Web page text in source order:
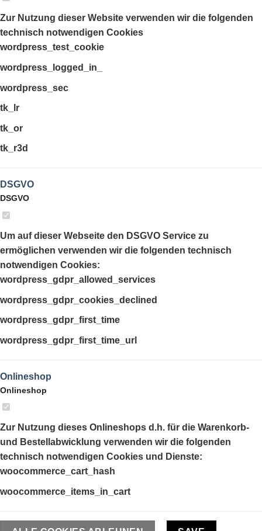
Zur Nutzung dieser Website verwenden wir die folgenden
technisch notwendigen Cookies
wordpress_test_cookie
wordpress_logged_in_
wordpress_sec
tk_lr
tk_or
tk_r3d
DSGVO
DSGVO
Um auf dieser Webseite den DSGVO Service zu
ermöglichen verwenden wir die folgenden technisch
notwendigen Cookies:
wordpress_gdpr_allowed_services
wordpress_gdpr_cookies_declined
wordpress_gdpr_first_time
wordpress_gdpr_first_time_url
Onlineshop
Onlineshop
Zur Nutzung dieses Onlineshops d.h. für die Warenkorb-
und Bestellabwicklung verwenden wir die folgenden
technisch notwendigen Cookies und Dienste:
woocommerce_cart_hash
woocommerce_items_in_cart